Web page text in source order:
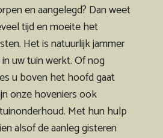
en aangelegd? Dan weet
tijd en moeite het
Het is natuurlijk jammer
uw tuin werkt. Of nog
u boven het hoofd gaat
onze hoveniers ook
Met hun hulp
alsof de aanleg gisteren